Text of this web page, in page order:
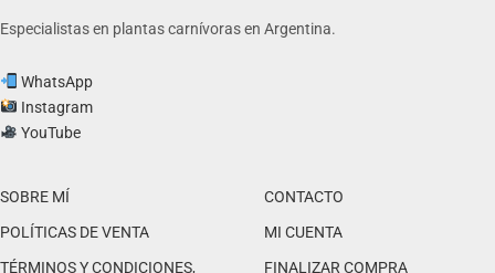
Especialistas en plantas carnívoras en Argentina.
WhatsApp
Instagram
YouTube
SOBRE MÍ
POLÍTICAS DE VENTA
TÉRMINOS Y CONDICIONES,
CONTACTO
MI CUENTA
FINALIZAR COMPRA